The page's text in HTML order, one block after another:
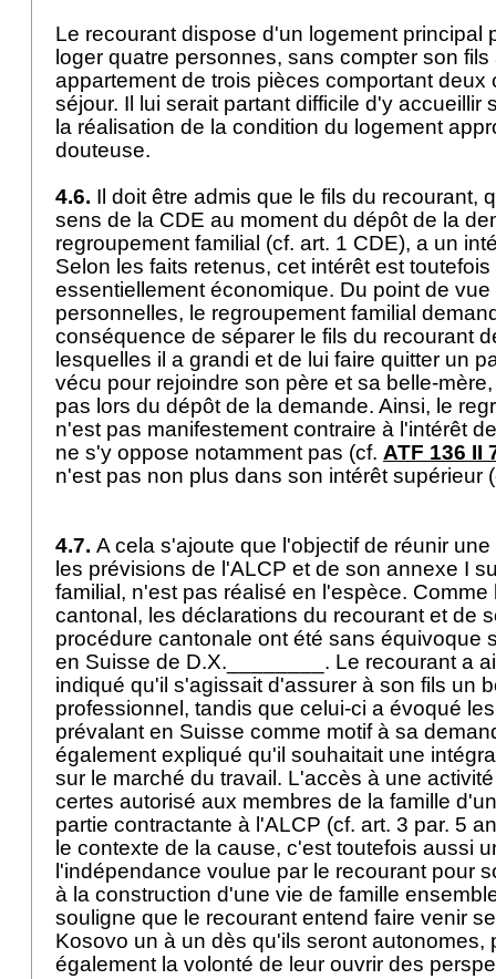
Le recourant dispose d'un logement principal
loger quatre personnes, sans compter son
appartement de trois pièces comportant deux
séjour. Il lui serait partant difficile d'y accueillir
la réalisation de la condition du logement
douteuse.
4.6. Il doit être admis que le fils du recourant,
sens de la CDE au moment du dépôt de la
regroupement familial (cf. art. 1 CDE), a un
Selon les faits retenus, cet intérêt est
essentiellement économique. Du point de
personnelles, le regroupement familial
conséquence de séparer le fils du recourant
lesquelles il a grandi et de lui faire quitter un
vécu pour rejoindre son père et sa belle-
pas lors du dépôt de la demande. Ainsi, le
n'est pas manifestement contraire à l'intérêt
ne s'y oppose notamment pas (cf. ATF 136 II
n'est pas non plus dans son intérêt supérieur
4.7. A cela s'ajoute que l'objectif de réunir
les prévisions de l'ALCP et de son annexe I
familial, n'est pas réalisé en l'espèce. Comme
cantonal, les déclarations du recourant et de
procédure cantonale ont été sans équivoque
en Suisse de D.X.________. Le recourant a
indiqué qu'il s'agissait d'assurer à son fils un
professionnel, tandis que celui-ci a évoqué
prévalant en Suisse comme motif à sa
également expliqué qu'il souhaitait une
sur le marché du travail. L'accès à une
certes autorisé aux membres de la famille
partie contractante à l'ALCP (cf. art. 3 par. 5
le contexte de la cause, c'est toutefois aussi
l'indépendance voulue par le recourant pour
à la construction d'une vie de famille
souligne que le recourant entend faire venir
Kosovo un à un dès qu'ils seront autonomes,
également la volonté de leur ouvrir des